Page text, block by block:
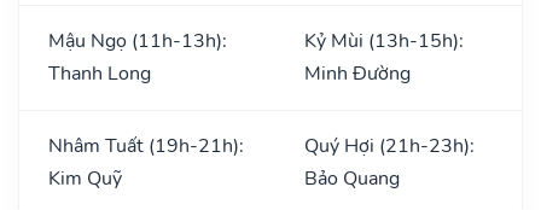
Mậu Ngọ (11h-13h):
Thanh Long
Kỷ Mùi (13h-15h):
Minh Đường
Nhâm Tuất (19h-21h):
Kim Quỹ
Quý Hợi (21h-23h):
Bảo Quang